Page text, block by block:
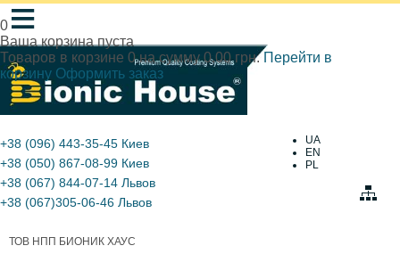
0
Ваша корзина пуста
Товаров в корзине 0на сумму0.00 грн. Перейти в
корзину Оформить заказ
≡
UA
EN
PL
+38 (096) 443-35-45 Киев
+38 (050) 867-08-99 Киев
+38 (067) 844-07-14 Львов
+38 (067)305-06-46 Львов
ТОВ НПП БИОНИК ХАУС